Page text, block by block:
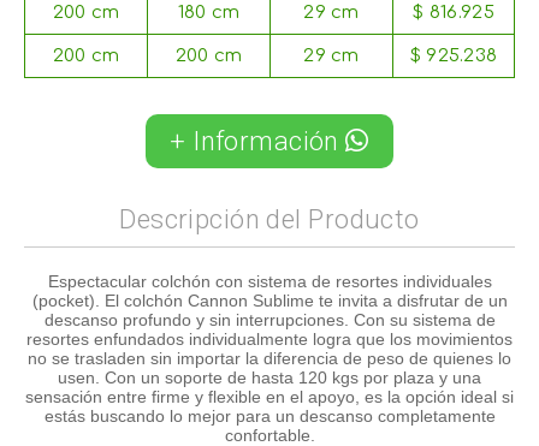
200 cm 180 cm 29 cm $ 816.925
200 cm 200 cm 29 cm $ 925.238
+ Información
Descripción del Producto
Espectacular colchón con sistema de resortes individuales
(pocket). El colchón Cannon Sublime te invita a disfrutar de un
descanso profundo y sin interrupciones. Con su sistema de
resortes enfundados individualmente logra que los movimientos
no se trasladen sin importar la diferencia de peso de quienes lo
usen. Con un soporte de hasta 120 kgs por plaza y una
sensación entre firme y flexible en el apoyo, es la opción ideal si
estás buscando lo mejor para un descanso completamente
confortable.